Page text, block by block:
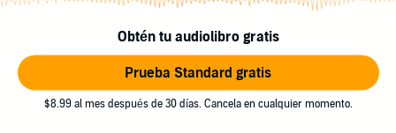
Obtén tu audiolibro gratis
Prueba Standard gratis
$8.99 al mes después de 30 días. Cancela en cualquier momento.